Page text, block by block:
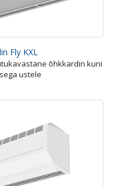
Fly KXL
õhkkardin kuni
ustele